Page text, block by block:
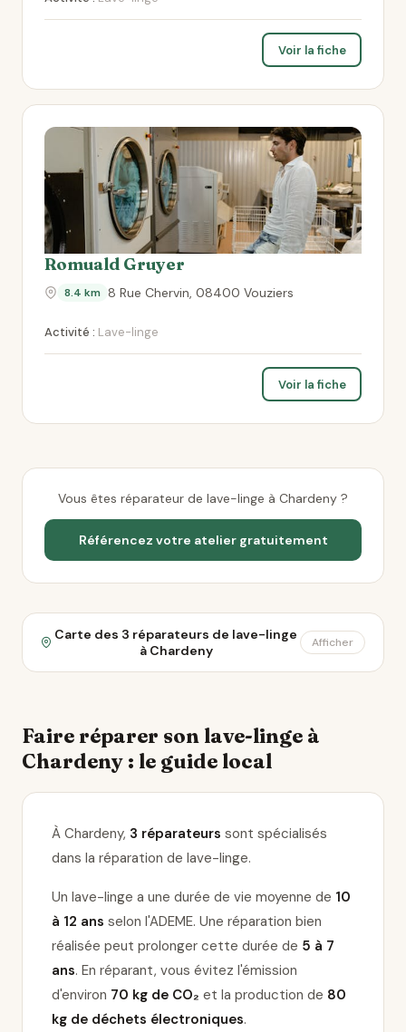
Voir la fiche
Romuald Gruyer
8.4 km 8 Rue Chervin, 08400 Vouziers
Activité : Lave-linge
Voir la fiche
Vous êtes réparateur de lave-linge à Chardeny ?
Référencez votre atelier gratuitement
Carte des 3 réparateurs de lave-linge
à Chardeny
Afficher
Faire réparer son lave-linge à
Chardeny : le guide local
À Chardeny, 3 réparateurs sont spécialisés
dans la réparation de lave-linge.
Un lave-linge a une durée de vie moyenne de 10
à 12 ans selon l'ADEME. Une réparation bien
réalisée peut prolonger cette durée de 5 à 7
ans. En réparant, vous évitez l'émission
d'environ 70 kg de CO₂ et la production de 80
kg de déchets électroniques.